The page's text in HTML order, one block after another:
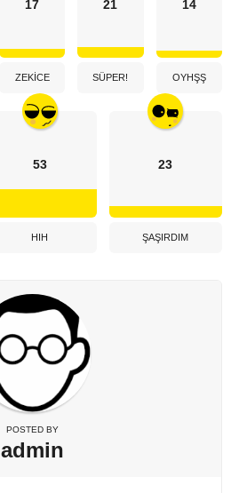
17
ZEKICE
21
SÜPER!
14
OYHŞŞ
53
HIH
23
ŞAŞIRDIM
POSTED BY
admin